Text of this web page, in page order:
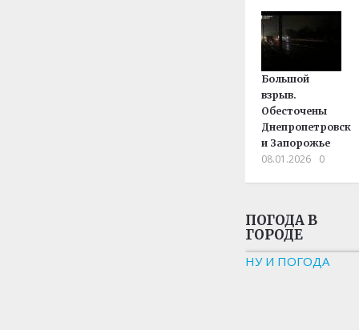
Большой
взрыв.
Обесточены
Днепропетровск
и Запорожье
08.01.2026 0
ПОГОДА В
ГОРОДЕ
НУ И ПОГОДА